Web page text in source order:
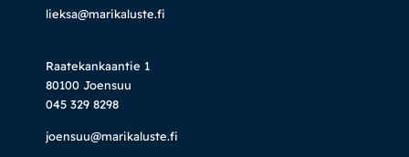
lieksa@marikaluste.fi
Raatekankaantie 1
80100 Joensuu
045 329 8298
joensuu@marikaluste.fi